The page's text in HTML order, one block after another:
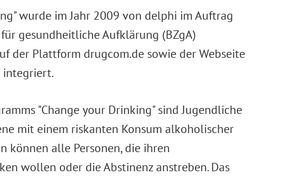
wurde im Jahr 2009 von delphi im Auftrag
gesundheitliche Aufklärung (BZgA)
der Plattform drugcom.de sowie der Webseite
"Change your Drinking" sind Jugendliche
mit einem riskanten Konsum alkoholischer
können alle Personen, die ihren
wollen oder die Abstinenz anstreben. Das